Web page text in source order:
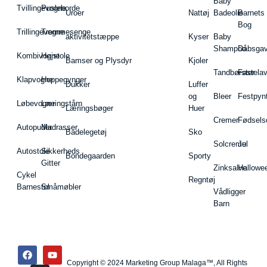
Tvillingevogne
Trillingevogne
Kombivogne
Klapvogne
Løbevogne
Autopuder
Autostole
Cykel
Barnestol
Pusleborde
Tremmesenge
Højstole
Hoppegynger
Læringstårn
Madrasser
Sikkerheds
Gitter
Småmøbler
Uroer
aktivitetstæppe
Bamser og Plysdyr
Dukker
Læringsbøger
Badelegetøj
Bondegaarden
Nattøj
Kyser
Kjoler
Luffer
og
Huer
Sko
Sporty
Regntøj
Badeolie
Baby
Shampoo
Tandbørster
Bleer
Cremer
Solcreme
Zinksalve
Vådligger
Barn
Barnets
Bog
Jul
Copyright © 2024 Marketing Group Malaga™, All Rights